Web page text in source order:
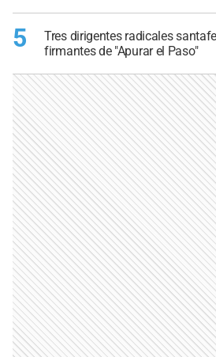
5
Tres dirigentes radicales
firmantes de "Apurar el Paso"